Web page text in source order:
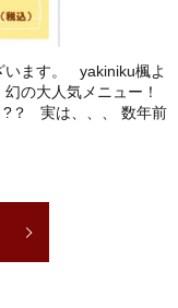
います。 yakiniku楓よ
の大人気メニュー！
？ 実は、、、 数年前